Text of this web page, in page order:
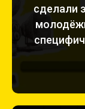
сделали